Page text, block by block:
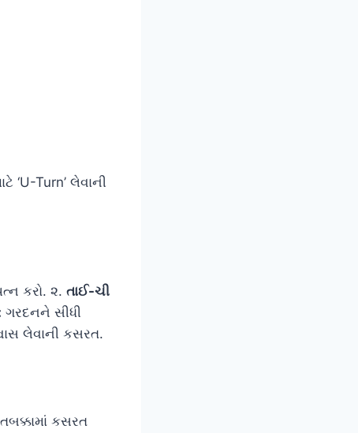
‘U-Turn’ લેવાની
કરો. ૨. તાઈ-ચી
ગરદનને સીધી
લેવાની કસરત.
કસરત